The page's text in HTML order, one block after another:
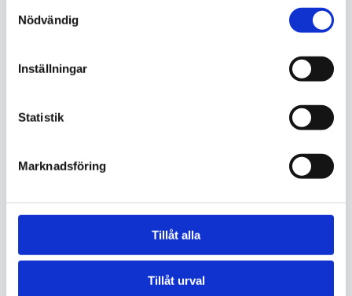
Nödvändig
Inställningar
Statistik
Marknadsföring
Tillåt alla
Tillåt urval
städlösning som passar dig bäst.
Kontakta oss Ring 070-228 43 31
Skicka en förfrågan